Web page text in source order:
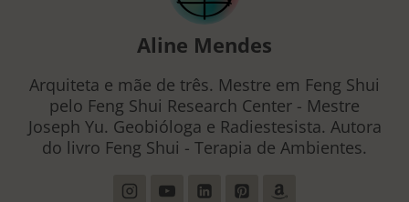
Aline Mendes
Arquiteta e mãe de três. Mestre em Feng Shui
pelo Feng Shui Research Center - Mestre
Joseph Yu. Geobióloga e Radiestesista. Autora
do livro Feng Shui - Terapia de Ambientes.